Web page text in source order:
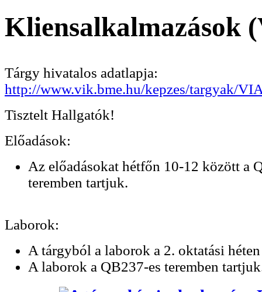
Kliensalkalmazások
Tárgy hivatalos adatlapja:
http://www.vik.bme.hu/kepzes/targyak/
Tisztelt Hallgatók!
Előadások:
Az előadásokat hétfőn 10-12 között a
teremben tartjuk.
Laborok:
A tárgyból a laborok a 2. oktatási
A laborok a QB237-es teremben